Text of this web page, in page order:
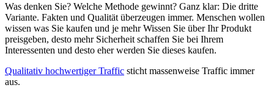
Was denken Sie? Welche Methode gewinnt? Ganz klar: Die dritte
Variante. Fakten und Qualität überzeugen immer. Menschen wollen
wissen was Sie kaufen und je mehr Wissen Sie über Ihr Produkt
preisgeben, desto mehr Sicherheit schaffen Sie bei Ihrem
Interessenten und desto eher werden Sie dieses kaufen.
Qualitativ hochwertiger Traffic sticht massenweise Traffic immer
aus.